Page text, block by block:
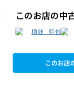
このお店の中
槇野 幹也
このお店